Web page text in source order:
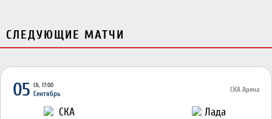
СЛЕДУЮЩИЕ МАТЧИ
05 Сб, 17:00
Сентябрь СКА Арена